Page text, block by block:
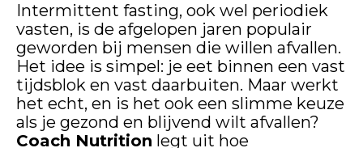
Intermittent fasting, ook wel periodiek
vasten, is de afgelopen jaren populair
geworden bij mensen die willen afvallen.
Het idee is simpel: je eet binnen een vast
tijdsblok en vast daarbuiten. Maar werkt
het echt, en is het ook een slimme keuze
als je gezond en blijvend wilt afvallen?
Coach Nutrition legt uit hoe